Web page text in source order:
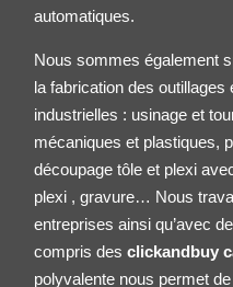
automatiques.
Nous sommes également
la fabrication des
industrielles : usinage et
mécaniques et plastiques,
découpage tôle et plexi
plexi , gravure… Nous
entreprises ainsi qu’avec
compris desclickandbuy
polyvalente nous permet